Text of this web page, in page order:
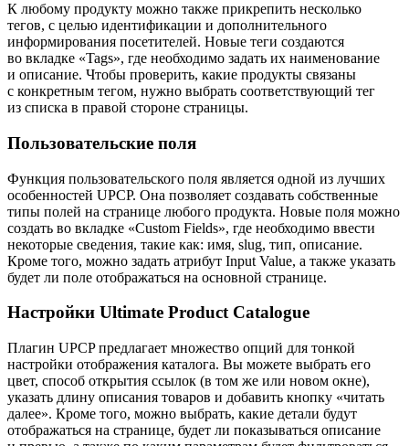
К любому продукту можно также прикрепить несколько
тегов, с целью идентификации и дополнительного
информирования посетителей. Новые теги создаются
во вкладке «Tags», где необходимо задать их наименование
и описание. Чтобы проверить, какие продукты связаны
с конкретным тегом, нужно выбрать соответствующий тег
из списка в правой стороне страницы.
Пользовательские поля
Функция пользовательского поля является одной из лучших
особенностей UPCP. Она позволяет создавать собственные
типы полей на странице любого продукта. Новые поля можно
создать во вкладке «Custom Fields», где необходимо ввести
некоторые сведения, такие как: имя, slug, тип, описание.
Кроме того, можно задать атрибут Input Value, а также указать
будет ли поле отображаться на основной странице.
Настройки Ultimate Product Catalogue
Плагин UPCP предлагает множество опций для тонкой
настройки отображения каталога. Вы можете выбрать его
цвет, способ открытия ссылок (в том же или новом окне),
указать длину описания товаров и добавить кнопку «читать
далее». Кроме того, можно выбрать, какие детали будут
отображаться на странице, будет ли показываться описание